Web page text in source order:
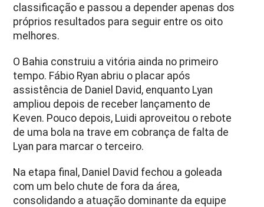
classificação e passou a depender apenas dos
próprios resultados para seguir entre os oito
melhores.
O Bahia construiu a vitória ainda no primeiro
tempo. Fábio Ryan abriu o placar após
assistência de Daniel David, enquanto Lyan
ampliou depois de receber lançamento de
Keven. Pouco depois, Luidi aproveitou o rebote
de uma bola na trave em cobrança de falta de
Lyan para marcar o terceiro.
Na etapa final, Daniel David fechou a goleada
com um belo chute de fora da área,
consolidando a atuação dominante da equipe